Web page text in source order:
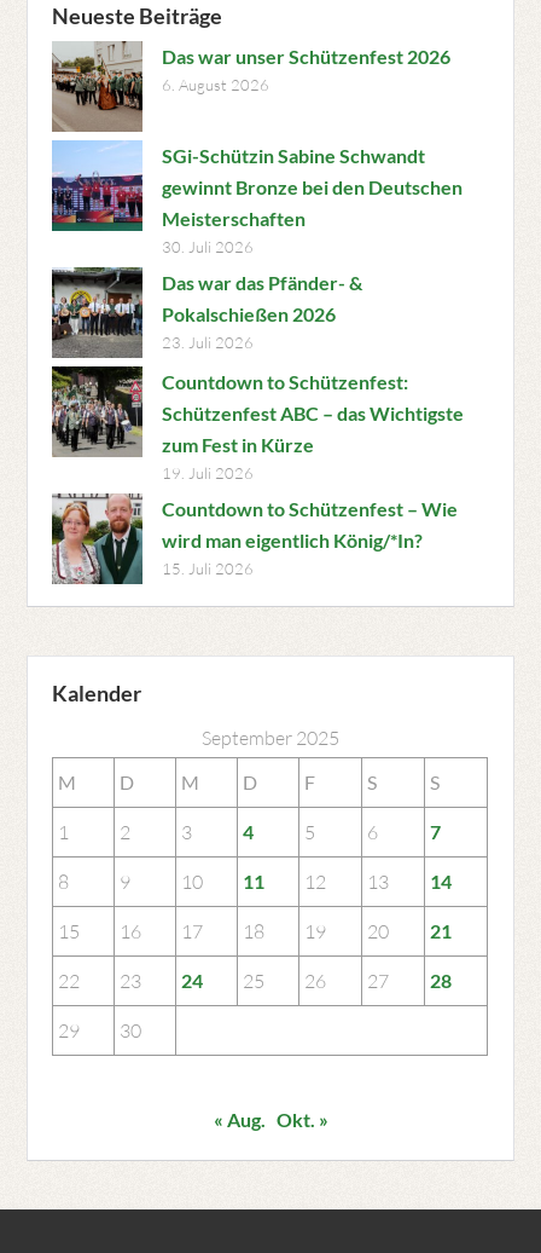
Neueste Beiträge
Das war unser Schützenfest 2026
6. August 2026
SGi-Schützin Sabine Schwandt
gewinnt Bronze bei den Deutschen
Meisterschaften
30. Juli 2026
Das war das Pfänder- &
Pokalschießen 2026
23. Juli 2026
Countdown to Schützenfest:
Schützenfest ABC – das Wichtigste
zum Fest in Kürze
19. Juli 2026
Countdown to Schützenfest – Wie
wird man eigentlich König/*In?
15. Juli 2026
Kalender
September 2025
M D M D F S S
1 2 3 4 5 6 7
8 9 10 11 12 13 14
15 16 17 18 19 20 21
22 23 24 25 26 27 28
29 30
« Aug. Okt. »